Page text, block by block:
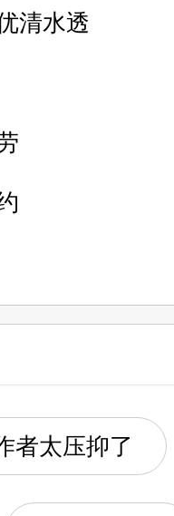
靠越近了？我
内容：桃子、
清水透
华的初次相遇
收之桑榆
者太压抑了